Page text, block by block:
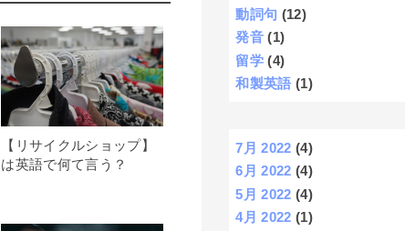
【リサイクルショップ】
は英語で何て言う？
動詞句 (12)
発音 (1)
留学 (4)
和製英語 (1)
7月 2022 (4)
6月 2022 (4)
5月 2022 (4)
4月 2022 (1)